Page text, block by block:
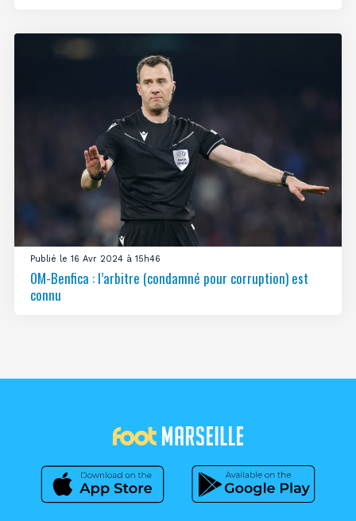
Publié le 16 Avr 2024 à 15h46
OM-Benfica : l’arbitre (condamné pour corruption) est
connu